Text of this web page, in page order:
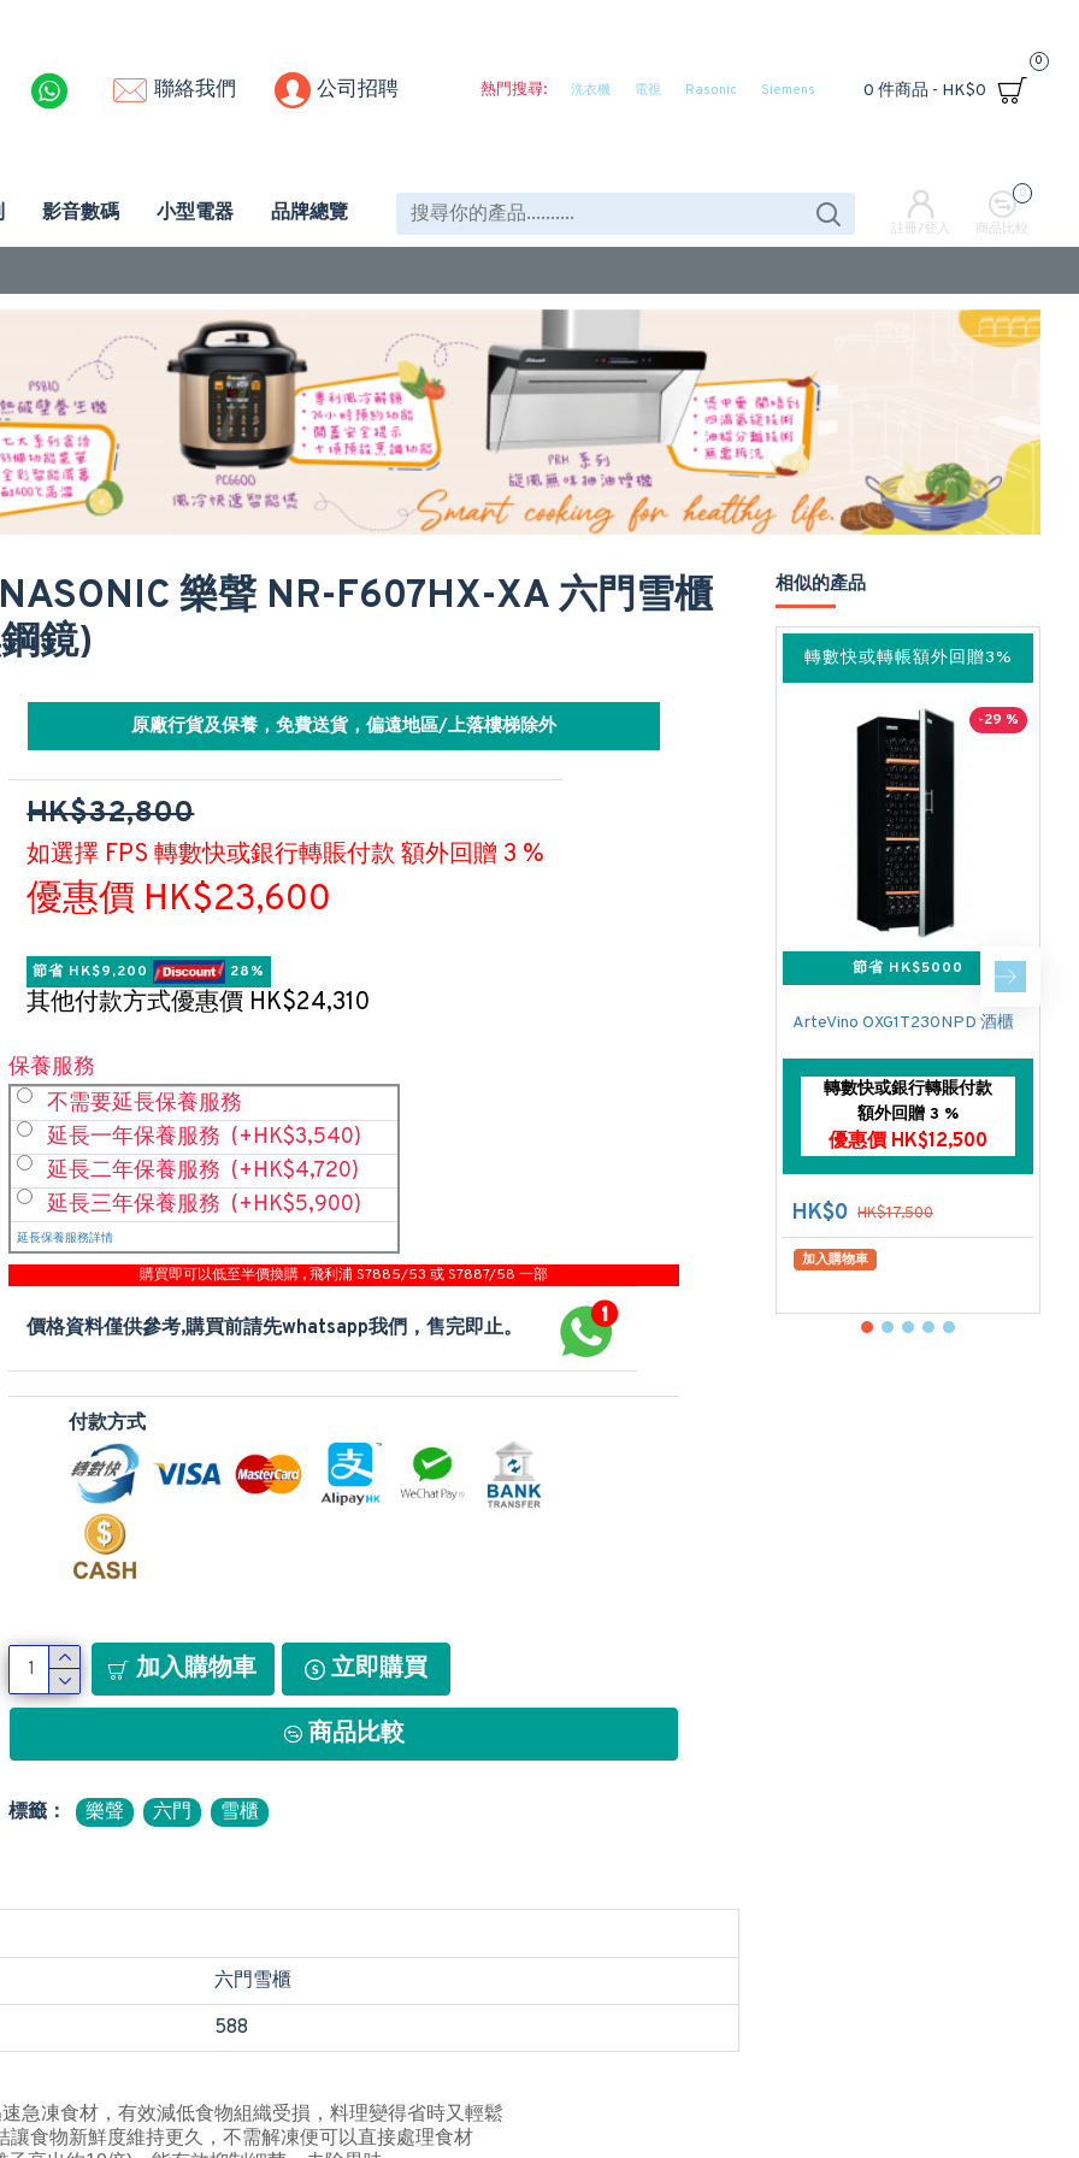
聯絡我們 公司招聘 熱門搜尋: 洗衣機 電視 Rasonic Siemens 0 件商品 - HK$0
0
影音數碼 小型電器 品牌總覽
註冊/登入 商品比較
0
樂聲 NR-F607HX-XA 六門雪櫃
鏡)
原廠行貨及保養，免費送貨，偏遠地區/上落樓梯除外
HK$32,800
如選擇 FPS 轉數快或銀行轉賬付款 額外回贈 3 %
優惠價 HK$23,600
節省 HK$9,200 28%
其他付款方式優惠價 HK$24,310
保養服務
不需要延長保養服務
延長一年保養服務 (+HK$3,540)
延長二年保養服務 (+HK$4,720)
延長三年保養服務 (+HK$5,900)
延長保養服務詳情
購買即可以低至半價換購 , 飛利浦 S7885/53 或 S7887/58 一部
價格資料僅供參考,購買前請先whatsapp我們，售完即止。
付款方式
加入購物車 立即購買
商品比較
標籤： 樂聲 六門 雪櫃
六門雪櫃
588
急凍食材，有效減低食物組織受損，料理變得省時又輕鬆
食物新鮮度維持更久，不需解凍便可以直接處理食材
相似的產品
轉數快或轉帳額外回贈3%
-29 %
節省 HK$5000
ArteVino OXG1T230NPD 酒櫃
轉數快或銀行轉賬付款
額外回贈 3 %
優惠價 HK$12,500
HK$0 HK$17,500
加入購物車